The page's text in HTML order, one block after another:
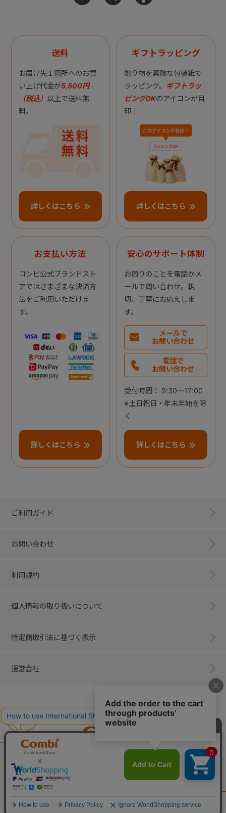
送料
お届け先１箇所へのお買
い上げ代金が5,500円
（税込） 以上で送料無
料。
詳しくはこちら
ギフトラッピング
贈り物を素敵な包装紙で
ラッピング。 ギフトラッ
ピングOKのアイコンが目
印！
詳しくはこちら
お支払い方法
コンビ公式ブランドスト
アではさまざまな決済方
法をご利用いただけま
す。
詳しくはこちら
安心のサポート体制
お困りのことを電話かメ
ールで問い合わせ。親
切、丁寧にお応えしま
す。
メールで
お問い合わせ
電話で
お問い合わせ
受付時間： 9:30～17:00
※土日祝日・年末年始を除
く
詳しくはこちら
ご利用ガイド
お問い合わせ
利用規約
個人情報の取り扱いについて
特定商取引法に基づく表示
運営会社
ベビー用品のコンビ株式会社
All Right Reserved. Copyright © Combi Corporation.